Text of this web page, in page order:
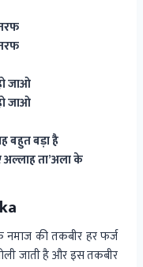
जाओ
जाओ
बहुत बड़ा है
अल्लाह ता’अला के
की तकबीर हर फर्ज
जाती है और इस तकबीर